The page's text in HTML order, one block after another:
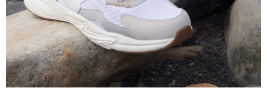
【注意事項】
１．透過由恩沛科技股份有限公司提供之「AFTEE先享後付」服務完成之交
易，需依本服務之必要範圍內提供個人資料，並將交易相關給付款項請求債
權轉讓予恩沛科技股份有限公司。
２．關於個人資料處理事宜，請瀏覽以下網址：
https://aftee.tw/terms/#terms3
３．未成年的使用者請事先徵得法定代理人或監護人之同意方可使用
「AFTEE先享後付」，若未經同意申辦者引起之損失，本公司不負相關責
免運費
付款後7-11取貨
免運費
宅配